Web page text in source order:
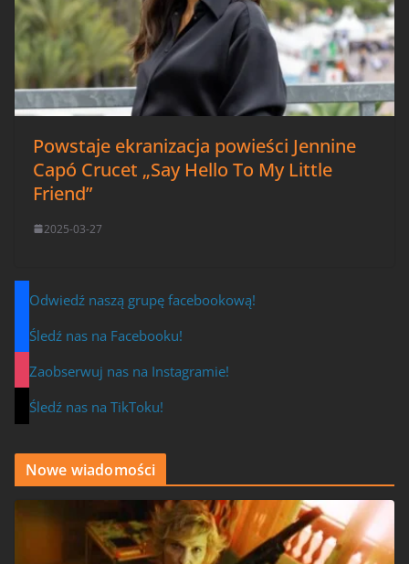
Powstaje ekranizacja powieści Jennine
Capó Crucet „Say Hello To My Little
Friend”
2025-03-27
Odwiedź naszą grupę facebookową!
Śledź nas na Facebooku!
Zaobserwuj nas na Instagramie!
Śledź nas na TikToku!
Nowe wiadomości